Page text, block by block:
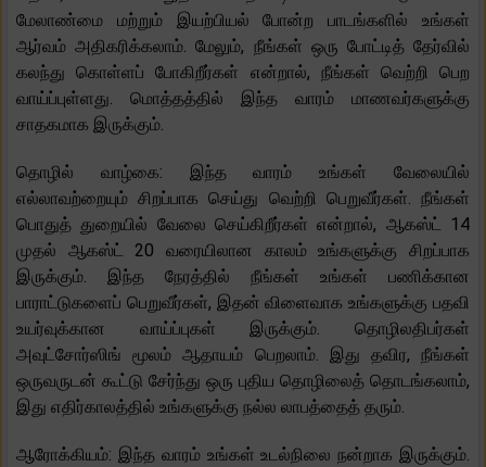
மேலாண்மை மற்றும் இயற்பியல் போன்ற பாடங்களில் உங்கள்
ஆர்வம் அதிகரிக்கலாம். மேலும், நீங்கள் ஒரு போட்டித் தேர்வில்
கலந்து கொள்ளப் போகிறீர்கள் என்றால், நீங்கள் வெற்றி பெற
வாய்ப்புள்ளது. மொத்தத்தில் இந்த வாரம் மாணவர்களுக்கு
சாதகமாக இருக்கும்.
தொழில் வாழ்கை: இந்த வாரம் உங்கள் வேலையில்
எல்லாவற்றையும் சிறப்பாக செய்து வெற்றி பெறுவீர்கள். நீங்கள்
பொதுத் துறையில் வேலை செய்கிறீர்கள் என்றால், ஆகஸ்ட் 14
முதல் ஆகஸ்ட் 20 வரையிலான காலம் உங்களுக்கு சிறப்பாக
இருக்கும். இந்த நேரத்தில் நீங்கள் உங்கள் பணிக்கான
பாராட்டுகளைப் பெறுவீர்கள், இதன் விளைவாக உங்களுக்கு பதவி
உயர்வுக்கான வாய்ப்புகள் இருக்கும். தொழிலதிபர்கள்
அவுட்சோர்ஸிங் மூலம் ஆதாயம் பெறலாம். இது தவிர, நீங்கள்
ஒருவருடன் கூட்டு சேர்ந்து ஒரு புதிய தொழிலைத் தொடங்கலாம்,
இது எதிர்காலத்தில் உங்களுக்கு நல்ல லாபத்தைத் தரும்.
ஆரோக்கியம்: இந்த வாரம் உங்கள் உடல்நிலை நன்றாக இருக்கும்.